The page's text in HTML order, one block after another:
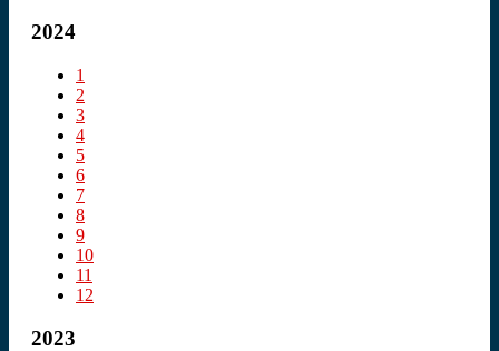
2024
1
2
3
4
5
6
7
8
9
10
11
12
2023